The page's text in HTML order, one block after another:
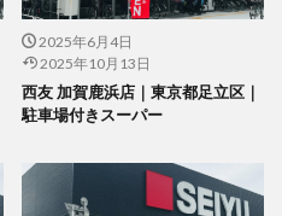
2025年6月4日
2025年10月13日
西友 加賀鹿浜店｜東京都足立区｜
駐車場付きスーパー